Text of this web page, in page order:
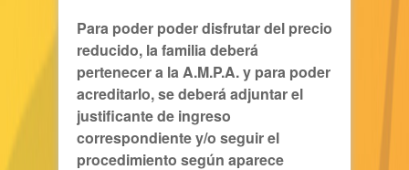
Para poder poder disfrutar del precio
reducido, la familia deberá
pertenecer a la A.M.P.A. y para poder
acreditarlo, se deberá adjuntar el
justificante de ingreso
correspondiente y/o seguir el
procedimiento según aparece